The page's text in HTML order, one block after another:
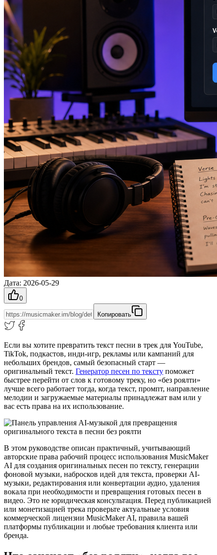
Дата: 2026-05-29
0
Копировать
Если вы хотите превратить текст песни в трек для YouTube,
TikTok, подкастов, инди-игр, рекламы или кампаний для
небольших брендов, самый безопасный старт —
оригинальный текст. Генератор песен по тексту поможет
быстрее перейти от слов к готовому треку, но «без роялти»
лучше всего работает тогда, когда текст, промпт, направление
мелодии и загружаемые материалы принадлежат вам или у
вас есть права на их использование.
В этом руководстве описан практичный, учитывающий
авторские права рабочий процесс использования MusicMaker
AI для создания оригинальных песен по тексту, генерации
фоновой музыки, набросков идей для текста, проверки AI-
музыки, редактирования или конвертации аудио, удаления
вокала при необходимости и превращения готовых песен в
видео. Это не юридическая консультация. Перед публикацией
или монетизацией трека проверьте актуальные условия
коммерческой лицензии MusicMaker AI, правила вашей
платформы публикации и любые требования клиента или
бренда.